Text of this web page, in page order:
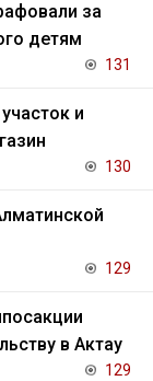
за
детям
131
и
130
129
в Актау
129